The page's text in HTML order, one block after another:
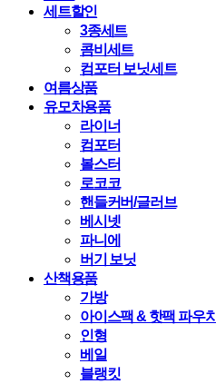
세트할인
3종세트
콤비세트
컴포터 보닛세트
여름상품
유모차용품
라이너
컴포터
볼스터
로코코
핸들커버/글러브
베시넷
파니에
버기 보닛
산책용품
가방
아이스팩 & 핫팩 파우치
인형
베일
블랭킷